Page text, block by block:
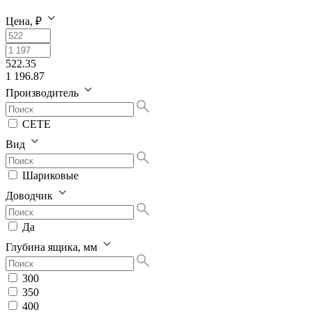
Цена, ₽
522.35
1 196.87
Производитель
СЕТЕ
Вид
Шариковые
Доводчик
Да
Глубина ящика, мм
300
350
400